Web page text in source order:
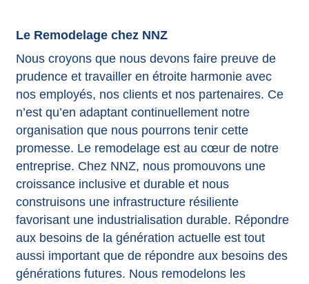
Le Remodelage chez NNZ
Nous croyons que nous devons faire preuve de
prudence et travailler en étroite harmonie avec
nos employés, nos clients et nos partenaires. Ce
n’est qu’en adaptant continuellement notre
organisation que nous pourrons tenir cette
promesse. Le remodelage est au cœur de notre
entreprise. Chez NNZ, nous promouvons une
croissance inclusive et durable et nous
construisons une infrastructure résiliente
favorisant une industrialisation durable. Répondre
aux besoins de la génération actuelle est tout
aussi important que de répondre aux besoins des
générations futures. Nous remodelons les